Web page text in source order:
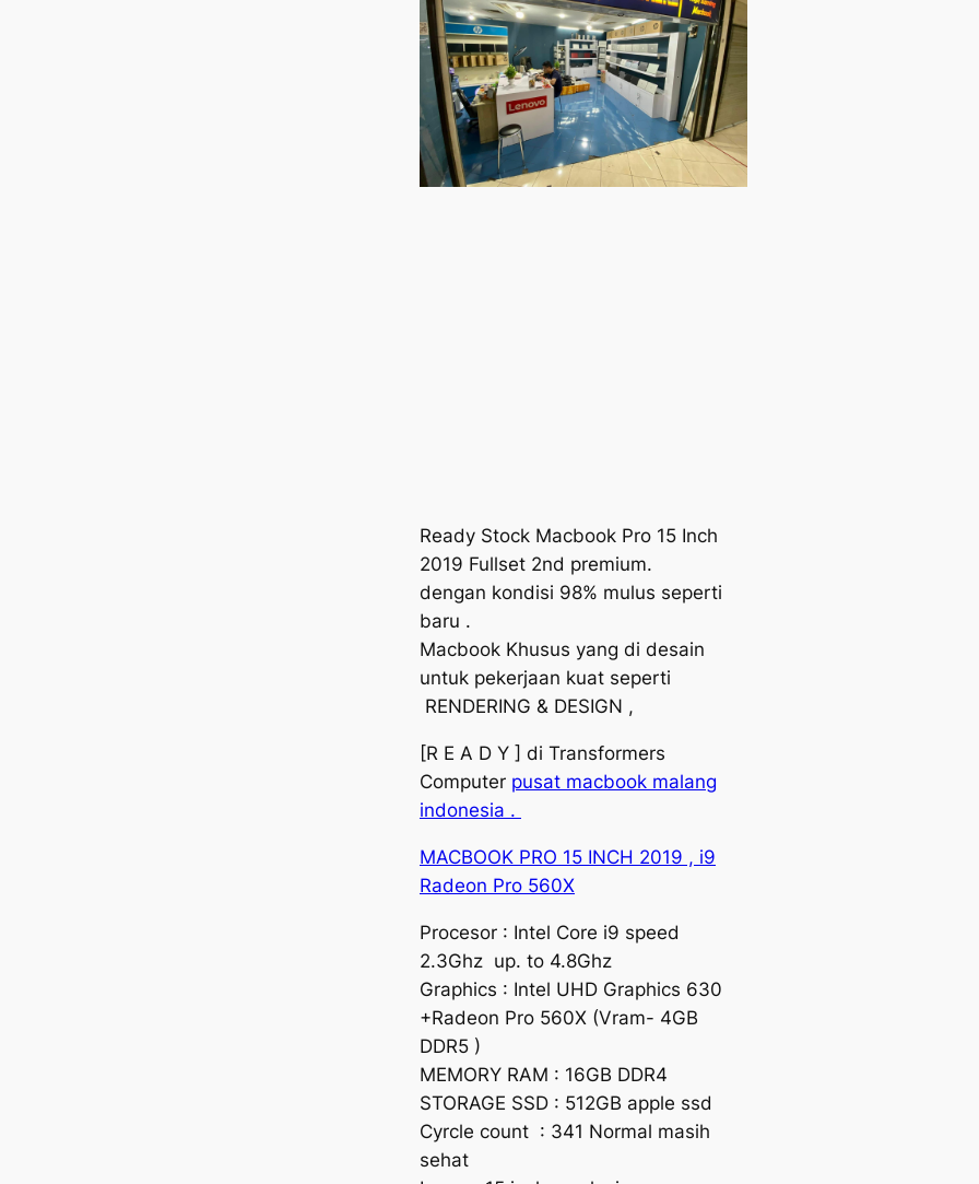
Ready Stock Macbook Pro 15 Inch
2019 Fullset 2nd premium.
dengan kondisi 98% mulus seperti
baru .
Macbook Khusus yang di desain
untuk pekerjaan kuat seperti
RENDERING & DESIGN ,
[R E A D Y ] di Transformers
Computer pusat macbook malang
indonesia .
MACBOOK PRO 15 INCH 2019 , i9
Radeon Pro 560X
Procesor : Intel Core i9 speed
2.3Ghz up. to 4.8Ghz
Graphics : Intel UHD Graphics 630
+Radeon Pro 560X (Vram- 4GB
DDR5 )
MEMORY RAM : 16GB DDR4
STORAGE SSD : 512GB apple ssd
Cyrcle count : 341 Normal masih
sehat